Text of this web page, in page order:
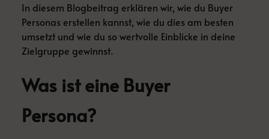
In diesem Blogbeitrag erklären wir, wie du Buyer
Personas erstellen kannst, wie du dies am besten
umsetzt und wie du so wertvolle Einblicke in deine
Zielgruppe gewinnst.
Was ist eine Buyer
Persona?